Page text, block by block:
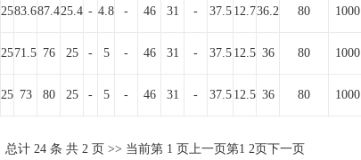
2583.687.425.4 - 4.8 - 46 31 - 37.5 12.736.2 80 1000
2571.5 76 25 - 5 - 46 31 - 37.5 12.5 36 80 1000
25 73 80 25 - 5 - 46 31 - 37.5 12.5 36 80 1000
总计 24 条 共 2 页 >> 当前第 1 页上一页第1 2页下一页